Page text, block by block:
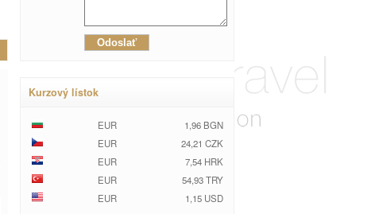
Kurzový lístok
EUR
1,96 BGN
EUR
24,21 CZK
EUR
7,54 HRK
EUR
54,93 TRY
EUR
1,15 USD